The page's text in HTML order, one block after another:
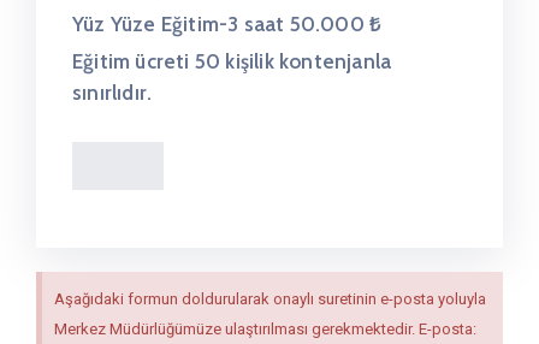
Yüz Yüze Eğitim-3 saat 50.000 ₺
Eğitim ücreti 50 kişilik kontenjanla
sınırlıdır.
Aşağıdaki formun doldurularak onaylı suretinin e-posta yoluyla
Merkez Müdürlüğümüze ulaştırılması gerekmektedir. E-posta: